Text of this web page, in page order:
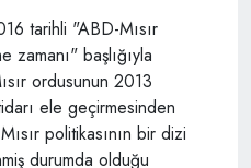
tarihli "ABD-Mısır
zamanı" başlığıyla
ordusunun 2013
ele geçirmesinden
politikasının bir dizi
durumda olduğu